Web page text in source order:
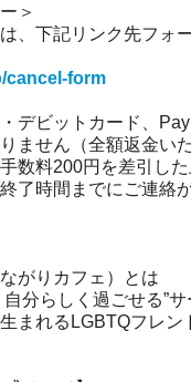
＞
、下記リンク先フォ
cancel-form
デビットカード、
ません（全額返金い
数料200円を差引し
了時間までにご連絡
がりカフェ）とは
分らしく過ごせる”
まれるLGBTQフレン